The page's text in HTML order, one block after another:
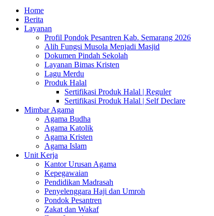
Home
Berita
Layanan
Profil Pondok Pesantren Kab. Semarang 2026
Alih Fungsi Musola Menjadi Masjid
Dokumen Pindah Sekolah
Layanan Bimas Kristen
Lagu Merdu
Produk Halal
Sertifikasi Produk Halal | Reguler
Sertifikasi Produk Halal | Self Declare
Mimbar Agama
Agama Budha
Agama Katolik
Agama Kristen
Agama Islam
Unit Kerja
Kantor Urusan Agama
Kepegawaian
Pendidikan Madrasah
Penyelenggara Haji dan Umroh
Pondok Pesantren
Zakat dan Wakaf